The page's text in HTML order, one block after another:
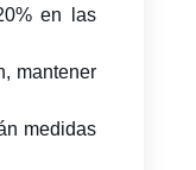
en las
mantener
medidas